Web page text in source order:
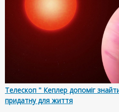
Телескоп " Кеплер допоміг
придатну для життя